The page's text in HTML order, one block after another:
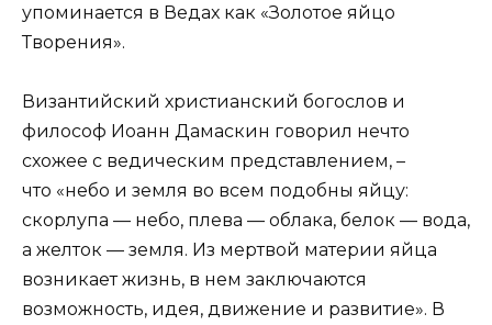
упоминается в Ведах как «Золотое яйцо
Творения».
Византийский христианский богослов и
философ Иоанн Дамаскин говорил нечто
схожее с ведическим представлением, –
что «небо и земля во всем подобны яйцу:
скорлупа — небо, плева — облака, белок — вода,
а желток — земля. Из мертвой материи яйца
возникает жизнь, в нем заключаются
возможность, идея, движение и развитие». В